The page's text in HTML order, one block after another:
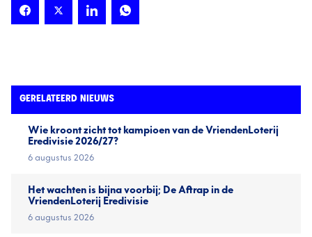
GERELATEERD NIEUWS
Wie kroont zicht tot kampioen van de VriendenLoterij
Eredivisie 2026/27?
6 augustus 2026
Het wachten is bijna voorbij; De Aftrap in de
VriendenLoterij Eredivisie
6 augustus 2026